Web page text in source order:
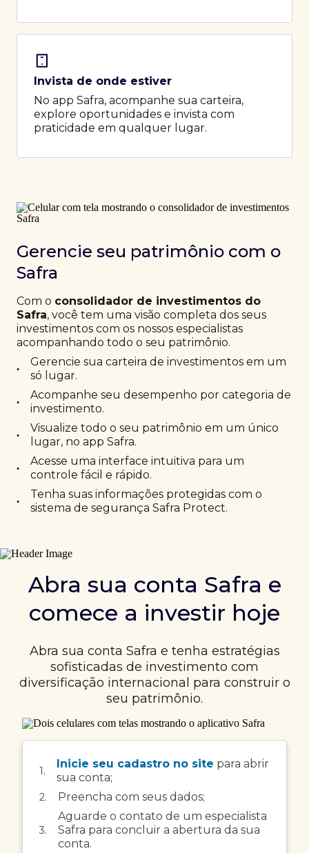
Invista de onde estiver
No app Safra, acompanhe sua carteira,
explore oportunidades e invista com
praticidade em qualquer lugar.
Gerencie seu patrimônio com o
Safra
Com o consolidador de investimentos do
Safra, você tem uma visão completa dos seus
investimentos com os nossos especialistas
acompanhando todo o seu patrimônio.
•
Gerencie sua carteira de investimentos em um
só lugar.
•
Acompanhe seu desempenho por categoria de
investimento.
•
Visualize todo o seu patrimônio em um único
lugar, no app Safra.
•
Acesse uma interface intuitiva para um
controle fácil e rápido.
•
Tenha suas informações protegidas com o
sistema de segurança Safra Protect.
Abra sua conta Safra e
comece a investir hoje
Abra sua conta Safra e tenha estratégias
sofisticadas de investimento com
diversificação internacional para construir o
seu patrimônio.
1.
Inicie seu cadastro no site para abrir
sua conta;
2. Preencha com seus dados;
3.
Aguarde o contato de um especialista
Safra para concluir a abertura da sua
conta.